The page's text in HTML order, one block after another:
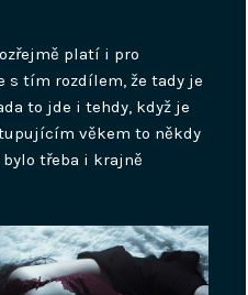
platí i pro
s tím rozdílem, že tady je
to jde i tehdy, když je
věkem to někdy
třeba i krajně